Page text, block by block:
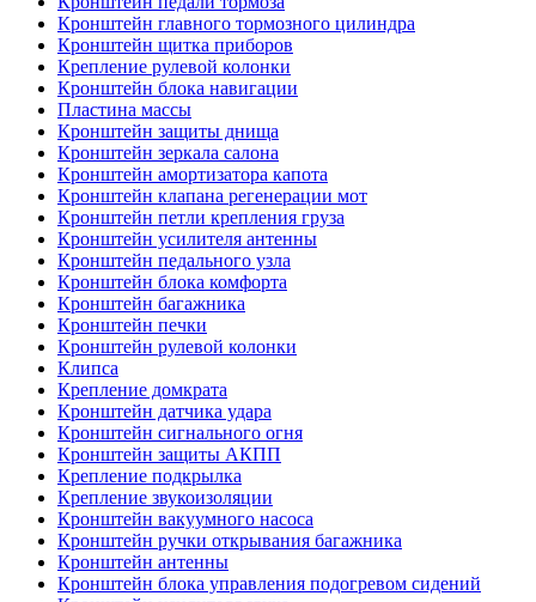
Кронштейн главного тормозного цилиндра
Кронштейн щитка приборов
Крепление рулевой колонки
Кронштейн блока навигации
Пластина массы
Кронштейн защиты днища
Кронштейн зеркала салона
Кронштейн амортизатора капота
Кронштейн клапана регенерации мот
Кронштейн петли крепления груза
Кронштейн усилителя антенны
Кронштейн педального узла
Кронштейн блока комфорта
Кронштейн багажника
Кронштейн печки
Кронштейн рулевой колонки
Клипса
Крепление домкрата
Кронштейн датчика удара
Кронштейн сигнального огня
Кронштейн защиты АКПП
Крепление подкрылка
Крепление звукоизоляции
Кронштейн вакуумного насоса
Кронштейн ручки открывания багажника
Кронштейн антенны
Кронштейн блока управления подогревом сидений